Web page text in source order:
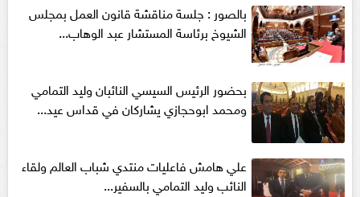
بالصور : جلسة مناقشة قانون العمل بمجلس
الشيوخ برئاسة المستشار عبد الوهاب...
بحضور الرئيس السيسي النائبان وليد التمامي
ومحمد ابوحجازي يشاركان في قداس عيد...
علي هامش فاعليات منتدي شباب العالم ولقاء
النائب وليد التمامي بالسفير...